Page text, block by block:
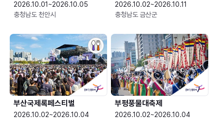
2026.10.01~2026.10.05
충청남도 천안시
2026.10.02~2026.10.11
충청남도 금산군
부산국제록페스티벌
2026.10.02~2026.10.04
부평풍물대축제
2026.10.02~2026.10.04